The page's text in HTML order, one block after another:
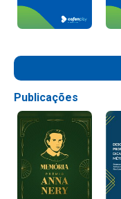
Publicações